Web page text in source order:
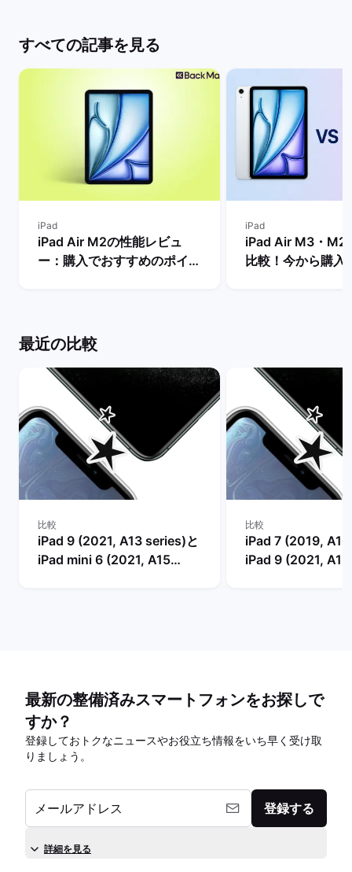
すべての記事を見る
iPad
iPad Air M2の性能レビュ
ー：購入でおすすめのポイン
iPad
iPad Air M3・M2
比較！今から購入
最近の比較
比較
iPad 9 (2021, A13 series)と
iPad mini 6 (2021, A15
比較
iPad 7 (2019,
iPad 9 (2021,
最新の整備済みスマートフォンをお探しで
すか？
登録しておトクなニュースやお役立ち情報をいち早く受け取
りましょう。
メールアドレス 登録する
詳細を見る